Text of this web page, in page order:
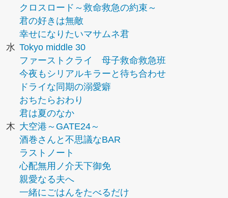
クロスロード～救命救急の約束～
君の好きは無敵
幸せになりたいマサムネ君
水 Tokyo middle 30
ファーストクライ 母子救命救急班
今夜もシリアルキラーと待ち合わせ
ドライな同期の溺愛癖
おちたらおわり
君は夏のなか
木 大空港～GATE24～
酒巻さんと不思議なBAR
ラストノート
心配無用ノ介天下御免
親愛なる夫へ
一緒にごはんをたべるだけ